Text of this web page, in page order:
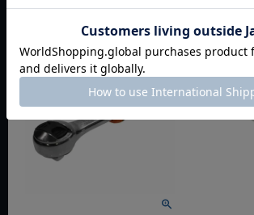
カートに入れる カートに入れる